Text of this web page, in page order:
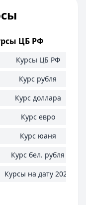
ЦБ РФ
Курсы ЦБ РФ
Курс рубля
Курс доллара
Курс евро
Курс юаня
Курс бел. рубля
Курсы на дату 2025